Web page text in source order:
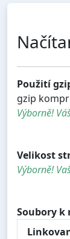
Použití
gzip
Výborně!
Velikost
Výborně!
Soubory k